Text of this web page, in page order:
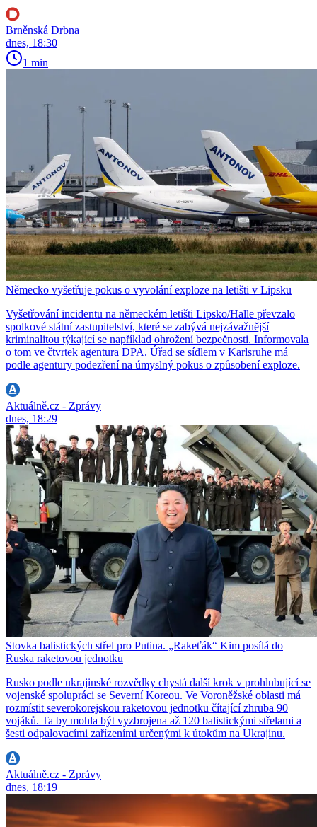
Brněnská Drbna
dnes, 18:30
1 min
Německo vyšetřuje pokus o vyvolání exploze na letišti v Lipsku
Vyšetřování incidentu na německém letišti Lipsko/Halle převzalo
spolkové státní zastupitelství, které se zabývá nejzávažnější
kriminalitou týkající se například ohrožení bezpečnosti. Informovala
o tom ve čtvrtek agentura DPA. Úřad se sídlem v Karlsruhe má
podle agentury podezření na úmyslný pokus o způsobení exploze.
Aktuálně.cz - Zprávy
dnes, 18:29
Stovka balistických střel pro Putina. „Rakeťák“ Kim posílá do
Ruska raketovou jednotku
Rusko podle ukrajinské rozvědky chystá další krok v prohlubující se
vojenské spolupráci se Severní Koreou. Ve Voroněžské oblasti má
rozmístit severokorejskou raketovou jednotku čítající zhruba 90
vojáků. Ta by mohla být vyzbrojena až 120 balistickými střelami a
šesti odpalovacími zařízeními určenými k útokům na Ukrajinu.
Aktuálně.cz - Zprávy
dnes, 18:19